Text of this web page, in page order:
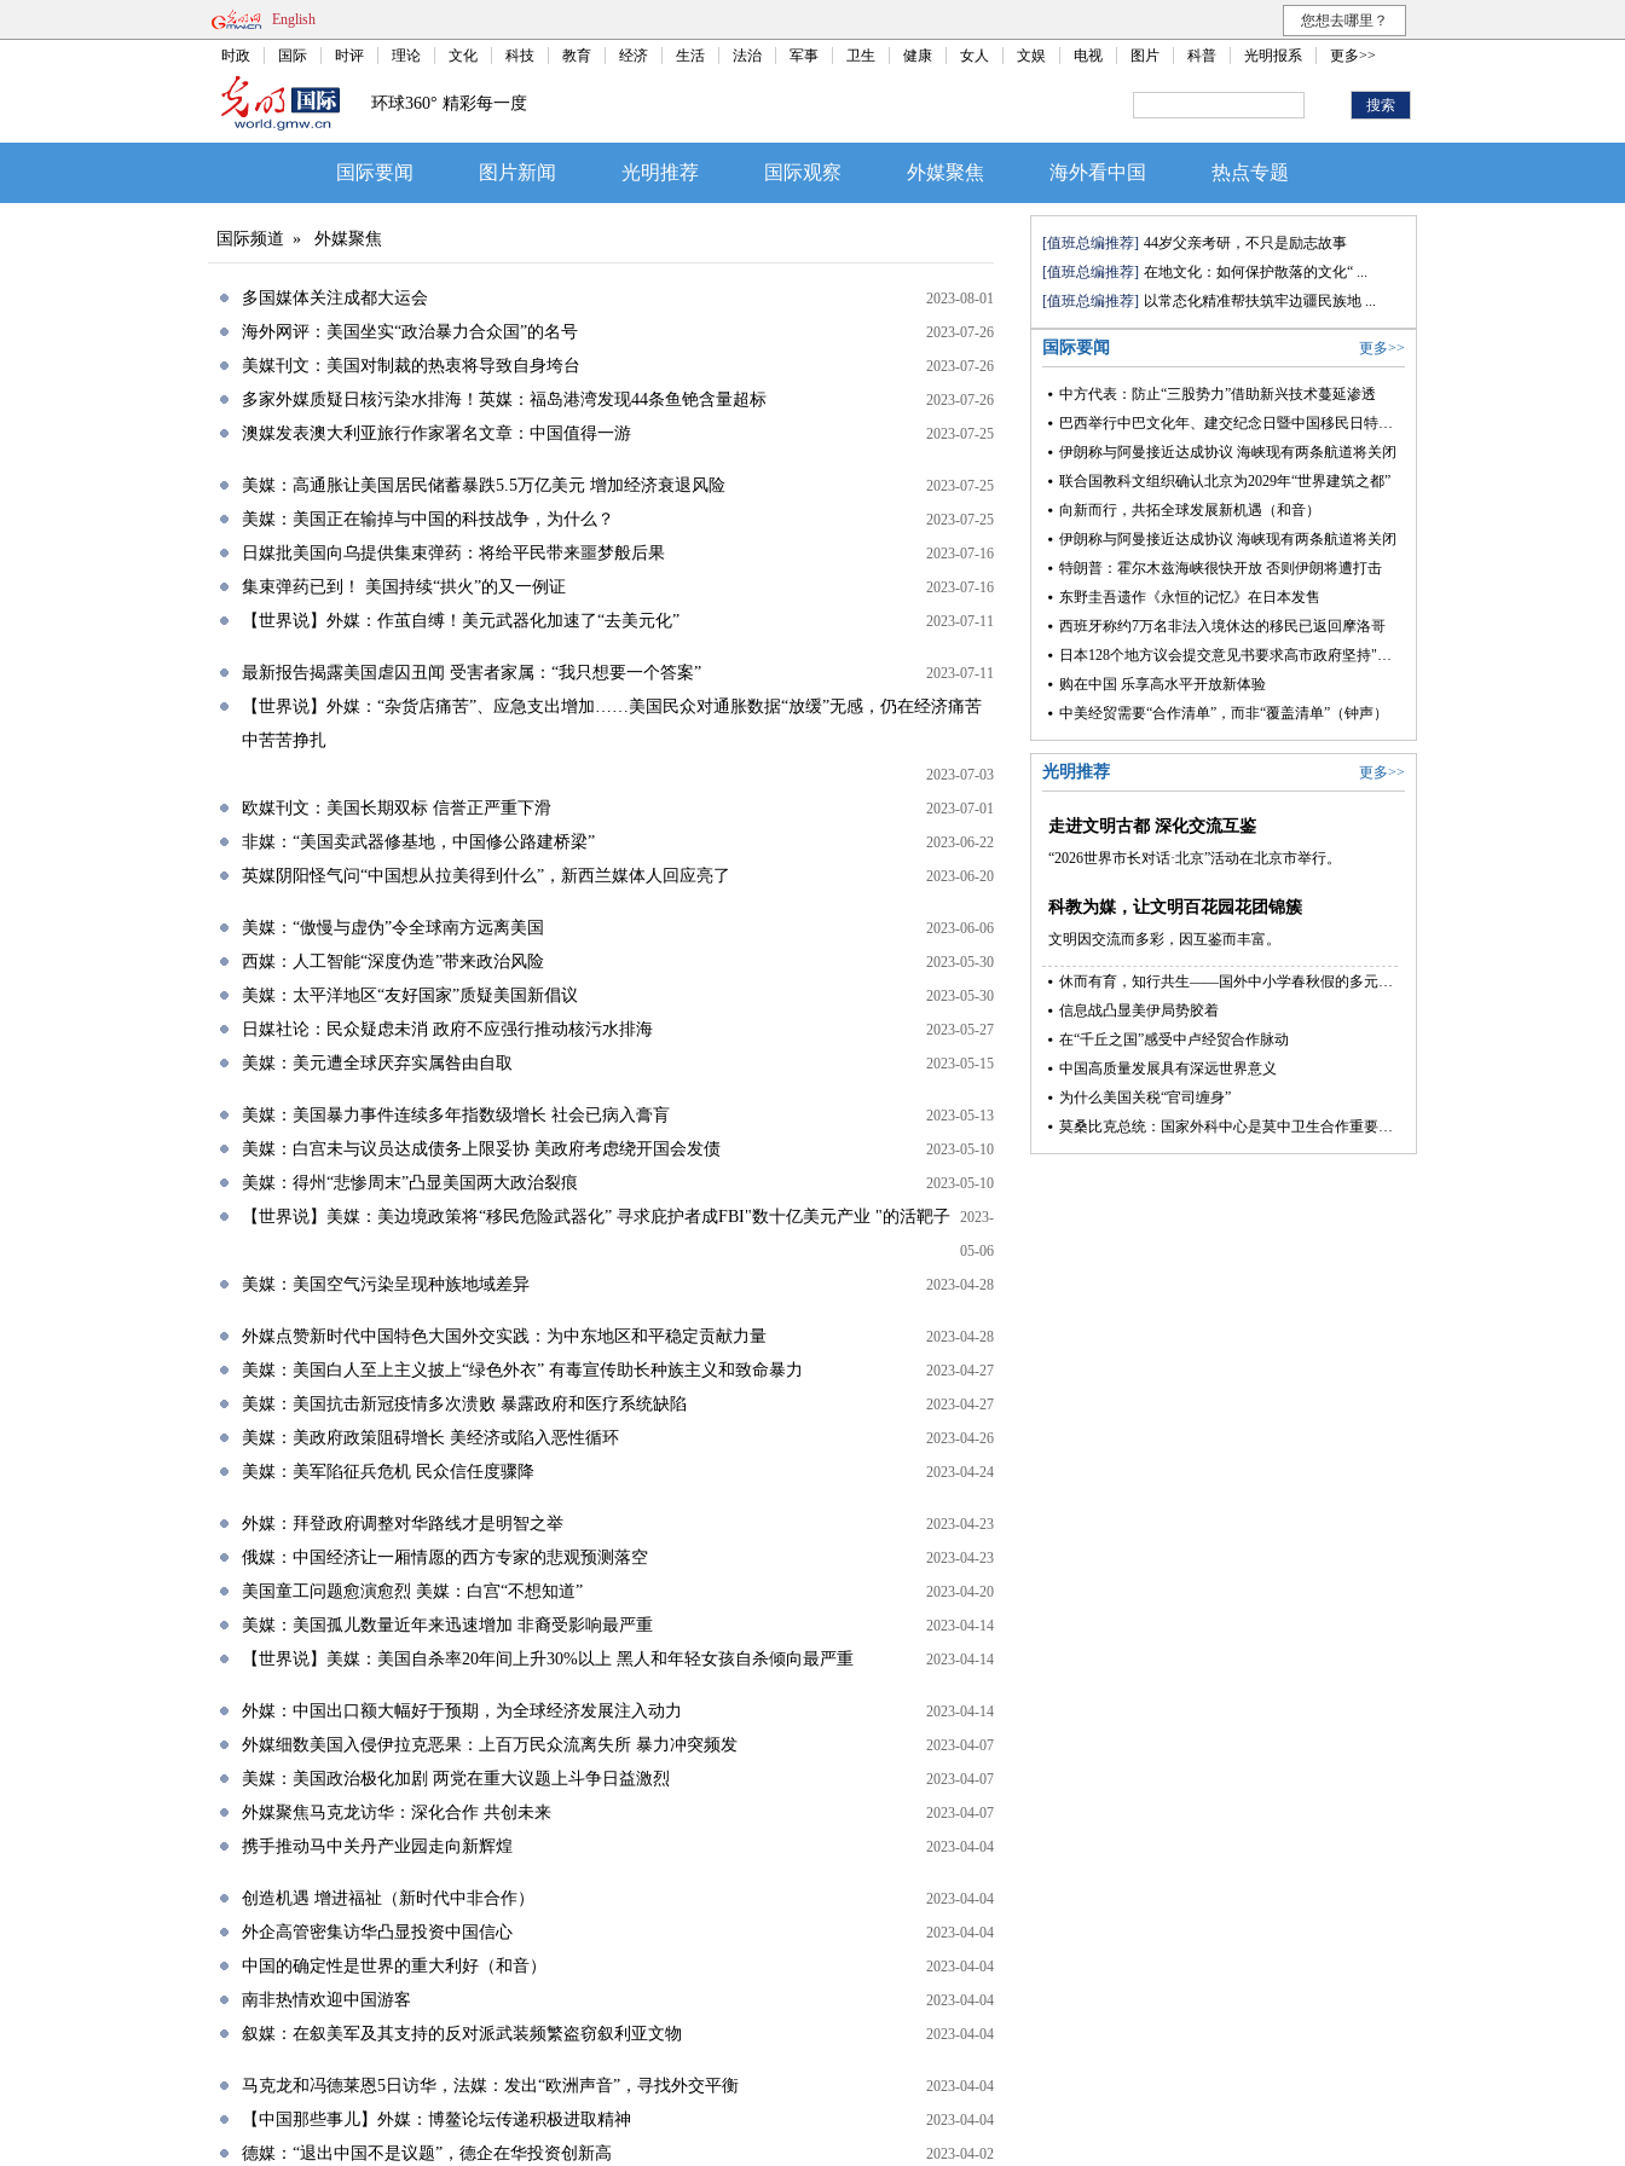
English 您想去哪里？
时政 国际 时评 理论 文化 科技 教育 经济 生活 法治 军事 卫生 健康 女人 文娱 电视 图片 科普 光明报系 更多>>
环球360° 精彩每一度
国际要闻 图片新闻 光明推荐 国际观察 外媒聚焦 海外看中国 热点专题
国际频道 » 外媒聚焦
多国媒体关注成都大运会 2023-08-01
海外网评：美国坐实“政治暴力合众国”的名号 2023-07-26
美媒刊文：美国对制裁的热衷将导致自身垮台 2023-07-26
多家外媒质疑日核污染水排海！英媒：福岛港湾发现44条鱼铯含量超标 2023-07-26
澳媒发表澳大利亚旅行作家署名文章：中国值得一游 2023-07-25
美媒：高通胀让美国居民储蓄暴跌5.5万亿美元 增加经济衰退风险 2023-07-25
美媒：美国正在输掉与中国的科技战争，为什么？ 2023-07-25
日媒批美国向乌提供集束弹药：将给平民带来噩梦般后果 2023-07-16
集束弹药已到！ 美国持续“拱火”的又一例证 2023-07-16
【世界说】外媒：作茧自缚！美元武器化加速了“去美元化” 2023-07-11
最新报告揭露美国虐囚丑闻 受害者家属：“我只想要一个答案” 2023-07-11
【世界说】外媒：“杂货店痛苦”、应急支出增加……美国民众对通胀数据“放缓”无感，仍在经济痛苦
中苦苦挣扎
2023-07-03
欧媒刊文：美国长期双标 信誉正严重下滑 2023-07-01
非媒：“美国卖武器修基地，中国修公路建桥梁” 2023-06-22
英媒阴阳怪气问“中国想从拉美得到什么”，新西兰媒体人回应亮了 2023-06-20
美媒：“傲慢与虚伪”令全球南方远离美国 2023-06-06
西媒：人工智能“深度伪造”带来政治风险 2023-05-30
美媒：太平洋地区“友好国家”质疑美国新倡议 2023-05-30
日媒社论：民众疑虑未消 政府不应强行推动核污水排海 2023-05-27
美媒：美元遭全球厌弃实属咎由自取 2023-05-15
美媒：美国暴力事件连续多年指数级增长 社会已病入膏肓 2023-05-13
美媒：白宫未与议员达成债务上限妥协 美政府考虑绕开国会发债 2023-05-10
美媒：得州“悲惨周末”凸显美国两大政治裂痕 2023-05-10
【世界说】美媒：美边境政策将“移民危险武器化” 寻求庇护者成FBI"数十亿美元产业 "的活靶子 2023-
05-06
美媒：美国空气污染呈现种族地域差异 2023-04-28
外媒点赞新时代中国特色大国外交实践：为中东地区和平稳定贡献力量 2023-04-28
美媒：美国白人至上主义披上“绿色外衣” 有毒宣传助长种族主义和致命暴力 2023-04-27
美媒：美国抗击新冠疫情多次溃败 暴露政府和医疗系统缺陷 2023-04-27
美媒：美政府政策阻碍增长 美经济或陷入恶性循环 2023-04-26
美媒：美军陷征兵危机 民众信任度骤降 2023-04-24
外媒：拜登政府调整对华路线才是明智之举 2023-04-23
俄媒：中国经济让一厢情愿的西方专家的悲观预测落空 2023-04-23
美国童工问题愈演愈烈 美媒：白宫“不想知道” 2023-04-20
美媒：美国孤儿数量近年来迅速增加 非裔受影响最严重 2023-04-14
【世界说】美媒：美国自杀率20年间上升30%以上 黑人和年轻女孩自杀倾向最严重 2023-04-14
外媒：中国出口额大幅好于预期，为全球经济发展注入动力 2023-04-14
外媒细数美国入侵伊拉克恶果：上百万民众流离失所 暴力冲突频发 2023-04-07
美媒：美国政治极化加剧 两党在重大议题上斗争日益激烈 2023-04-07
外媒聚焦马克龙访华：深化合作 共创未来 2023-04-07
携手推动马中关丹产业园走向新辉煌 2023-04-04
创造机遇 增进福祉（新时代中非合作） 2023-04-04
外企高管密集访华凸显投资中国信心 2023-04-04
中国的确定性是世界的重大利好（和音） 2023-04-04
南非热情欢迎中国游客 2023-04-04
叙媒：在叙美军及其支持的反对派武装频繁盗窃叙利亚文物 2023-04-04
马克龙和冯德莱恩5日访华，法媒：发出“欧洲声音”，寻找外交平衡 2023-04-04
【中国那些事儿】外媒：博鳌论坛传递积极进取精神 2023-04-04
德媒：“退出中国不是议题”，德企在华投资创新高 2023-04-02
[值班总编推荐] 44岁父亲考研，不只是励志故事
[值班总编推荐] 在地文化：如何保护散落的文化“ ...
[值班总编推荐] 以常态化精准帮扶筑牢边疆民族地 ...
国际要闻 更多>>
中方代表：防止“三股势力”借助新兴技术蔓延渗透
巴西举行中巴文化年、建交纪念日暨中国移民日特别会议
伊朗称与阿曼接近达成协议 海峡现有两条航道将关闭
联合国教科文组织确认北京为2029年“世界建筑之都”
向新而行，共拓全球发展新机遇（和音）
伊朗称与阿曼接近达成协议 海峡现有两条航道将关闭
特朗普：霍尔木兹海峡很快开放 否则伊朗将遭打击
东野圭吾遗作《永恒的记忆》在日本发售
西班牙称约7万名非法入境休达的移民已返回摩洛哥
日本128个地方议会提交意见书要求高市政府坚持"无核三原则"
购在中国 乐享高水平开放新体验
中美经贸需要“合作清单”，而非“覆盖清单”（钟声）
光明推荐 更多>>
走进文明古都 深化交流互鉴
“2026世界市长对话·北京”活动在北京市举行。
科教为媒，让文明百花园花团锦簇
文明因交流而多彩，因互鉴而丰富。
休而有育，知行共生——国外中小学春秋假的多元路径
信息战凸显美伊局势胶着
在“千丘之国”感受中卢经贸合作脉动
中国高质量发展具有深远世界意义
为什么美国关税“官司缠身”
莫桑比克总统：国家外科中心是莫中卫生合作重要标志